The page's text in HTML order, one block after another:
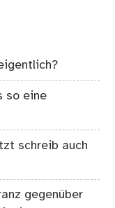
so eine
schreib auch
gegenüber